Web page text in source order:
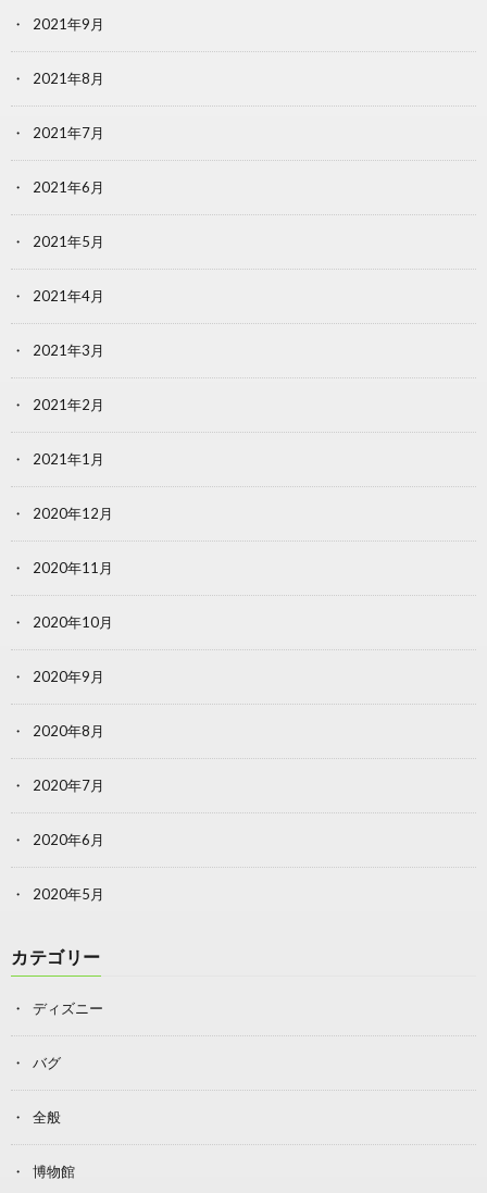
2021年9月
2021年8月
2021年7月
2021年6月
2021年5月
2021年4月
2021年3月
2021年2月
2021年1月
2020年12月
2020年11月
2020年10月
2020年9月
2020年8月
2020年7月
2020年6月
2020年5月
カテゴリー
ディズニー
バグ
全般
博物館